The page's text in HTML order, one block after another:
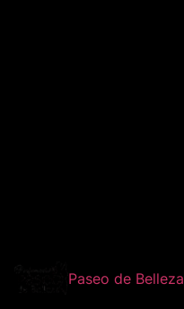
Paseo de Belleza